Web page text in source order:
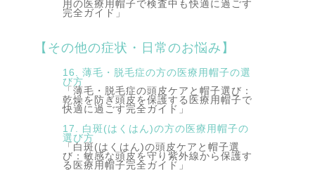
用の医療用帽子で検査中も快適に過ごす
完全ガイド」
【その他の症状・日常のお悩み】
16. 薄毛・脱毛症の方の医療用帽子の選
び方
「薄毛・脱毛症の頭皮ケアと帽子選び：
乾燥を防ぎ頭皮を保護する医療用帽子で
快適に過ごす完全ガイド」
17. 白斑(はくはん)の方の医療用帽子の
選び方
「白斑(はくはん)の頭皮ケアと帽子選
び：敏感な頭皮を守り紫外線から保護す
る医療用帽子完全ガイド」